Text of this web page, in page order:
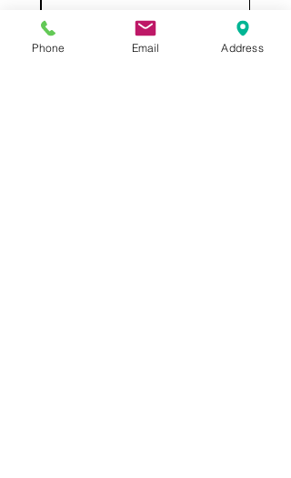
הוספה לסל Phone Email Address